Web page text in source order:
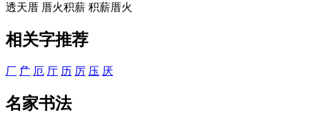
透天厝 厝火积薪 积薪厝火
相关字推荐
厂 厃 厄 厅 历 厉 压 厌
名家书法